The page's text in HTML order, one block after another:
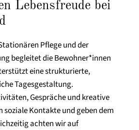
Lebensfreude bei
Pflege und der
begleitet die Bewohner*innen
eine strukturierte,
Tagesgestaltung.
Gespräche und kreative
soziale Kontakte und geben dem
achten wir auf